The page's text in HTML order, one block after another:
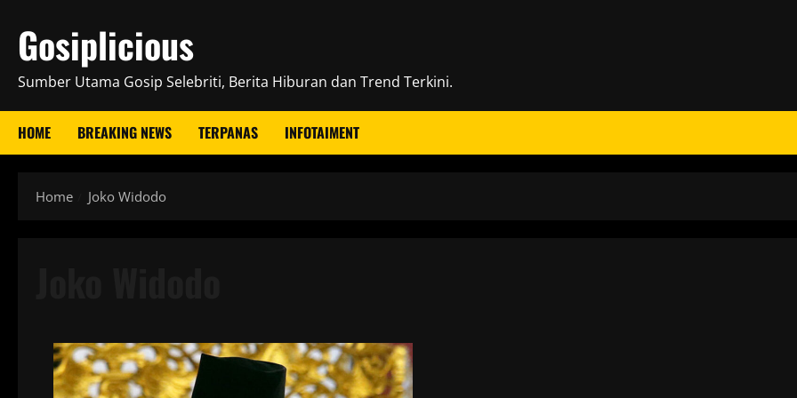
content
Gosiplicious
Sumber Utama Gosip Selebriti, Berita Hiburan dan Trend Terkini.
HOME BREAKING NEWS TERPANAS INFOTAIMENT
Home Joko Widodo